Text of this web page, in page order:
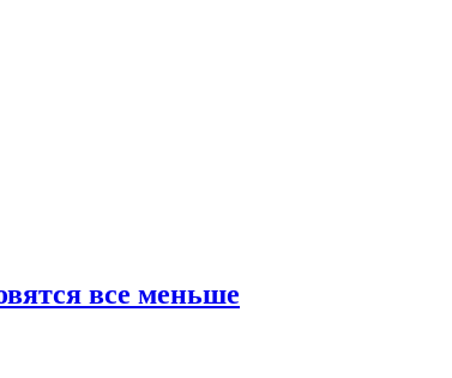
все меньше